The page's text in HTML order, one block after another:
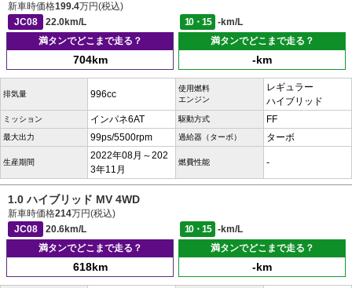
新車時価格199.4万円(税込)
JC08
22.0km/L 10・15
-km/L
満タンでどこまで走る？
704km
満タンでどこまで走る？
-km
排気量 996cc
使用燃料
エンジン
レギュラー
ハイブリッド
ミッション インパネ6AT 駆動方式 FF
最大出力 99ps/5500rpm 過給器（ターボ） ターボ
生産期間
2022年08月～202
3年11月
燃費性能 -
1.0 ハイブリッド MV 4WD
新車時価格214万円(税込)
JC08
20.6km/L 10・15
-km/L
満タンでどこまで走る？
618km
満タンでどこまで走る？
-km